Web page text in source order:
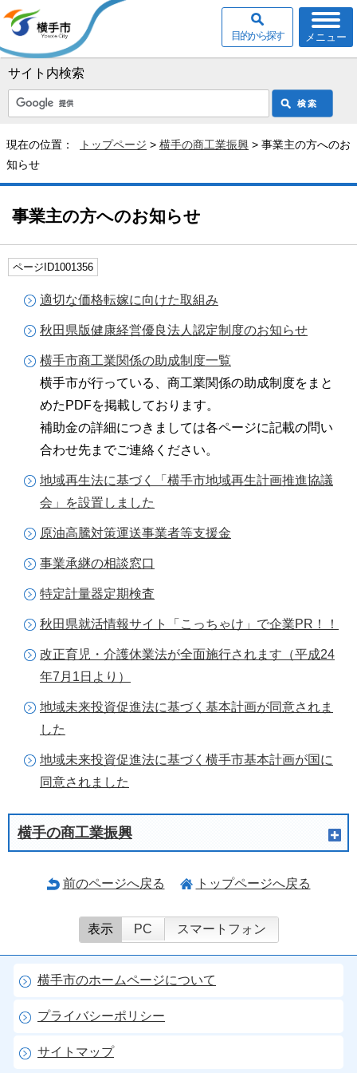
サイト内検索
メニュー
目的から探す
現在の位置： トップページ > 横手の商工業振興 > 事業主の方へのお
知らせ
事業主の方へのお知らせ
ページID1001356
適切な価格転嫁に向けた取組み
秋田県版健康経営優良法人認定制度のお知らせ
横手市商工業関係の助成制度一覧
横手市が行っている、商工業関係の助成制度をまと
めたPDFを掲載しております。
補助金の詳細につきましては各ページに記載の問い
合わせ先までご連絡ください。
地域再生法に基づく「横手市地域再生計画推進協議
会」を設置しました
原油高騰対策運送事業者等支援金
事業承継の相談窓口
特定計量器定期検査
秋田県就活情報サイト「こっちゃけ」で企業PR！！
改正育児・介護休業法が全面施行されます（平成24
年7月1日より）
地域未来投資促進法に基づく基本計画が同意されま
した
地域未来投資促進法に基づく横手市基本計画が国に
同意されました
横手の商工業振興
前のページへ戻る トップページへ戻る
表示 PC スマートフォン
横手市のホームページについて
プライバシーポリシー
サイトマップ